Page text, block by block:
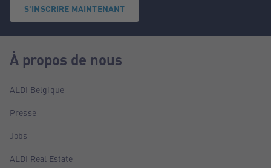
S'INSCRIRE MAINTENANT
À propos de nous
ALDI Belgique
Presse
Jobs
ALDI Real Estate